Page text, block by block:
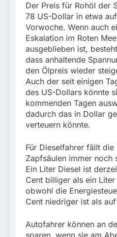
Der Preis für Rohöl der
78 US-Dollar in etwa
Vorwoche. Wenn auch
Eskalation im Roten
ausgeblieben ist,
dass anhaltende
den Ölpreis wieder
Auch der seit einigen
des US-Dollars könnte
kommenden Tagen
dadurch das in Dollar
verteuern könnte.
Für Dieselfahrer fällt die
Zapfsäulen immer noch
Ein Liter Diesel ist
Cent billiger als ein
obwohl die
Cent niedriger ist als
Autofahrer können an